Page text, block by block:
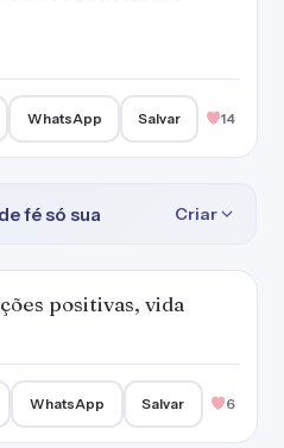
WhatsApp Salvar 14
fé só sua Criar
positivas, vida
WhatsApp Salvar 6